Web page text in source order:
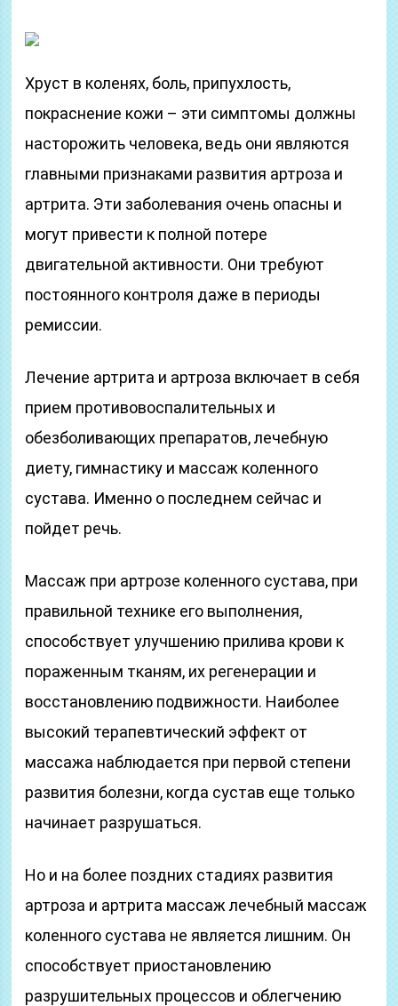
Хруст в коленях, боль, припухлость,
покраснение кожи – эти симптомы должны
насторожить человека, ведь они являются
главными признаками развития артроза и
артрита. Эти заболевания очень опасны и
могут привести к полной потере
двигательной активности. Они требуют
постоянного контроля даже в периоды
ремиссии.
Лечение артрита и артроза включает в себя
прием противовоспалительных и
обезболивающих препаратов, лечебную
диету, гимнастику и массаж коленного
сустава. Именно о последнем сейчас и
пойдет речь.
Массаж при артрозе коленного сустава, при
правильной технике его выполнения,
способствует улучшению прилива крови к
пораженным тканям, их регенерации и
восстановлению подвижности. Наиболее
высокий терапевтический эффект от
массажа наблюдается при первой степени
развития болезни, когда сустав еще только
начинает разрушаться.
Но и на более поздних стадиях развития
артроза и артрита массаж лечебный массаж
коленного сустава не является лишним. Он
способствует приостановлению
разрушительных процессов и облегчению